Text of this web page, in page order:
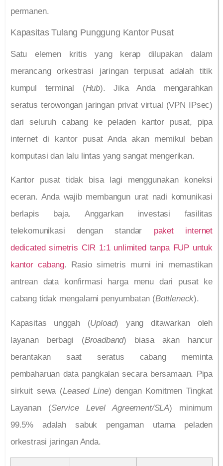
permanen.
Kapasitas Tulang Punggung Kantor Pusat
Satu elemen kritis yang kerap dilupakan dalam
merancang orkestrasi jaringan terpusat adalah titik
kumpul terminal (Hub). Jika Anda mengarahkan
seratus terowongan jaringan privat virtual (VPN IPsec)
dari seluruh cabang ke peladen kantor pusat, pipa
internet di kantor pusat Anda akan memikul beban
komputasi dan lalu lintas yang sangat mengerikan.
Kantor pusat tidak bisa lagi menggunakan koneksi
eceran. Anda wajib membangun urat nadi komunikasi
berlapis baja. Anggarkan investasi fasilitas
telekomunikasi dengan standar paket internet
dedicated simetris CIR 1:1 unlimited tanpa FUP untuk
kantor cabang. Rasio simetris murni ini memastikan
antrean data konfirmasi harga menu dari pusat ke
cabang tidak mengalami penyumbatan (Bottleneck).
Kapasitas unggah (Upload) yang ditawarkan oleh
layanan berbagi (Broadband) biasa akan hancur
berantakan saat seratus cabang meminta
pembaharuan data pangkalan secara bersamaan. Pipa
sirkuit sewa (Leased Line) dengan Komitmen Tingkat
Layanan (Service Level Agreement/SLA) minimum
99.5% adalah sabuk pengaman utama peladen
orkestrasi jaringan Anda.